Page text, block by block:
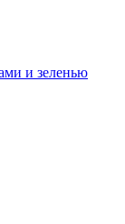
и зеленью